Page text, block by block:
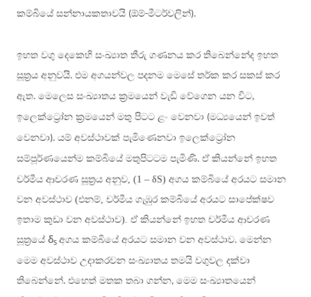
කම්බියේ සන්නායකතාවයි (ඕම්-මීටර්වලින්).
ඉහත වගු දෙකෙහි සංඛ්‍යාත තීරු ගණනය කර තිබෙන්නේද ඉහත
සූත්‍රය අනුවයි. එම අගයන්වල පදනම මෙසේ තර්ක කර සකස් කර
ඇත. මෙලෙස සංඛ්‍යාතය ක්‍රමයෙන් වැඩි වේගෙන යන විට,
ඉලෙක්ට්‍රෝන ක්‍රමයෙන් මතු පිටට ළං වෙනවා (මධ්‍යයෙන් ඉවත්
වෙනවා). යම් අවස්ථාවක් පැමිණෙනවා ඉලෙක්ට්‍රෝන
සම්පූර්ණයෙන්ම කම්බියේ මතුපිටටම පැමිණි. ඒ කියන්නේ ඉහත
චර්මීය ආචරණ සූත්‍රය අනුව, (1 – δS) අගය කම්බියේ අරයට සමාන
වන අවස්ථාව (එනම්, චර්මීය ගැඹුර කම්බියේ අරයට සාපේක්ෂව
ඉතාම කුඩා වන අවස්ථාව). ඒ කියන්නේ ඉහත චර්මීය ආචරණ
සූත්‍රයේ δS අගය කම්බියේ අරයට සමාන වන අවස්ථාව. මෙන්න
මෙම අවස්ථාව උදාකරවන සංඛ්‍යාතය තමයි වගුවල දක්වා
තිබෙන්නේ. එහෙත් මතක තබා ගන්න, මෙම සංඛ්‍යාතයෙන්